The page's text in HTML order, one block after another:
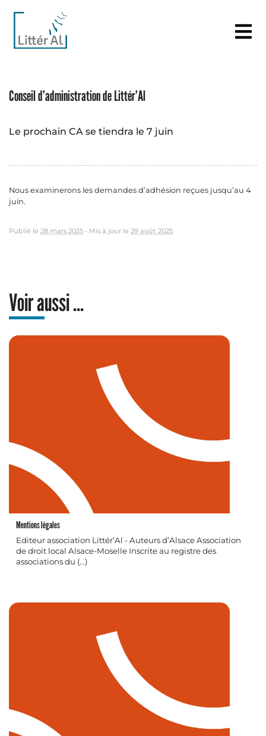
Conseil d’administration de Littér’Al
Le prochain CA se tiendra le 7 juin
Nous examinerons les demandes d’adhésion reçues jusqu’au 4
juin.
Publié le 28 mars 2025 - Mis à jour le 29 août 2025
Voir aussi ...
Mentions légales
Editeur association Littér’Al - Auteurs d’Alsace Association
de droit local Alsace-Moselle Inscrite au registre des
associations du (…)